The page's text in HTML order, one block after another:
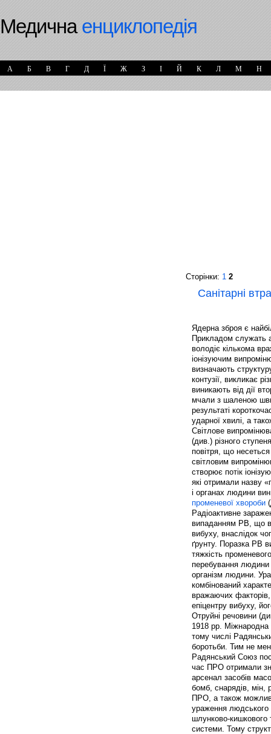
Медичнаенциклопедія
А Б В Г Д Ї Ж З І Й К Л М Н
Сторінки: 1 2
Санітарні
Ядерна зброя є
Прикладом служать
володіє кількома
іонізуючим
визначають
контузії, викликає
виникають від дії
мчали з шаленою
результаті
ударної хвилі, а
Світлове
(див.) різного
повітря, що
світловим
створює потік
які отримали назву
і органах людини
променевої хвороби
Радіоактивне
випаданням РВ, що
вибуху, внаслідок
ґрунту. Поразка РВ
тяжкість
перебування людини
організм людини.
комбінований
вражаючих
епіцентру вибуху,
Отруйні речовини
1918 рр.
тому числі
боротьби. Тим не
Радянський Союз
час ПРО отримали
арсенал засобів
бомб, снарядів, мін,
ПРО, а також
ураження людського
шлунково-кишкового
системи. Тому